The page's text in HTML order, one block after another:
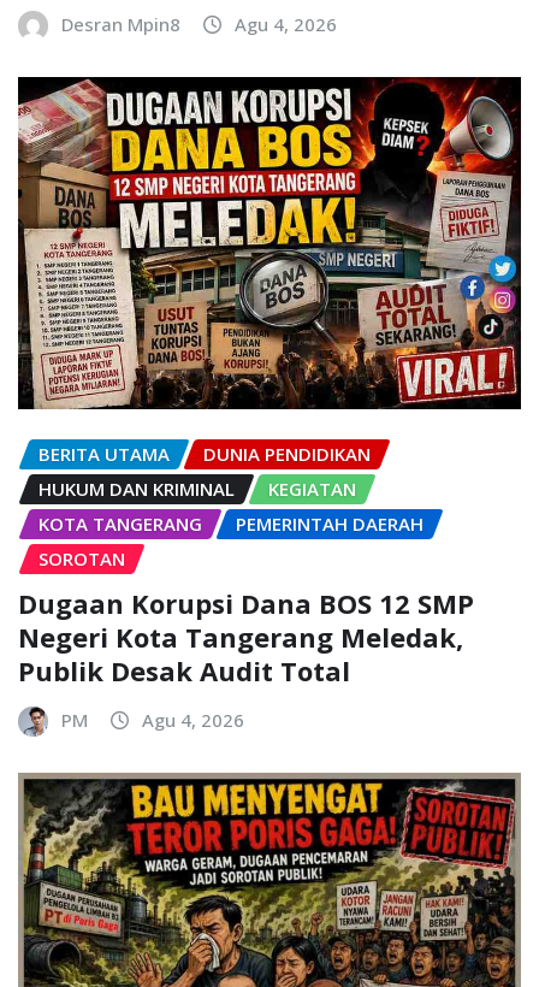
Desran Mpin8 Agu 4, 2026
BERITA UTAMA
DUNIA PENDIDIKAN
HUKUM DAN KRIMINAL
KEGIATAN
KOTA TANGERANG
PEMERINTAH DAERAH
SOROTAN
Dugaan Korupsi Dana BOS 12 SMP
Negeri Kota Tangerang Meledak,
Publik Desak Audit Total
PM Agu 4, 2026